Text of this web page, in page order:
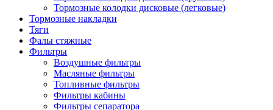
Тормозные колодки дисковые (легковые)
Тормозные накладки
Тяги
Фалы стяжные
Фильтры
Воздушные фильтры
Масляные фильтры
Топливные фильтры
Фильтры кабины
Фильтры сепаратора